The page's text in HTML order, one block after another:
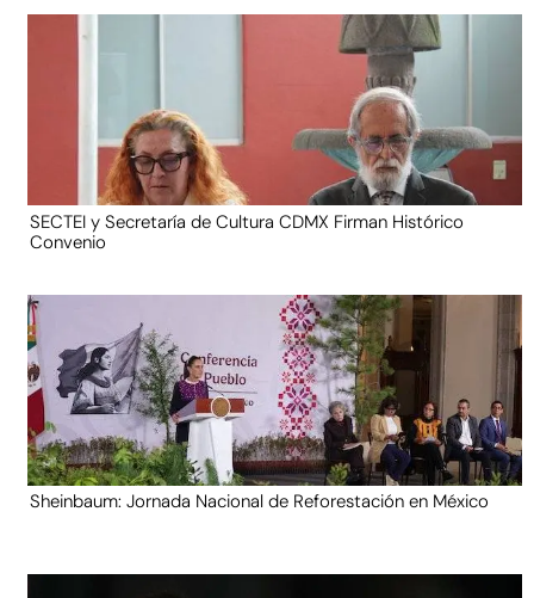
SECTEI y Secretaría de Cultura CDMX Firman Histórico
Convenio
Sheinbaum: Jornada Nacional de Reforestación en México